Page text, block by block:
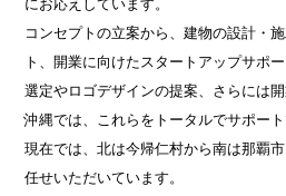
にお応えしています。
コンセプトの立案から、建物の設計・
ト、開業に向けたスタートアップサポ
選定やロゴデザインの提案、さらには開
沖縄では、これらをトータルでサポー
現在では、北は今帰仁村から南は那覇
任せいただいています。